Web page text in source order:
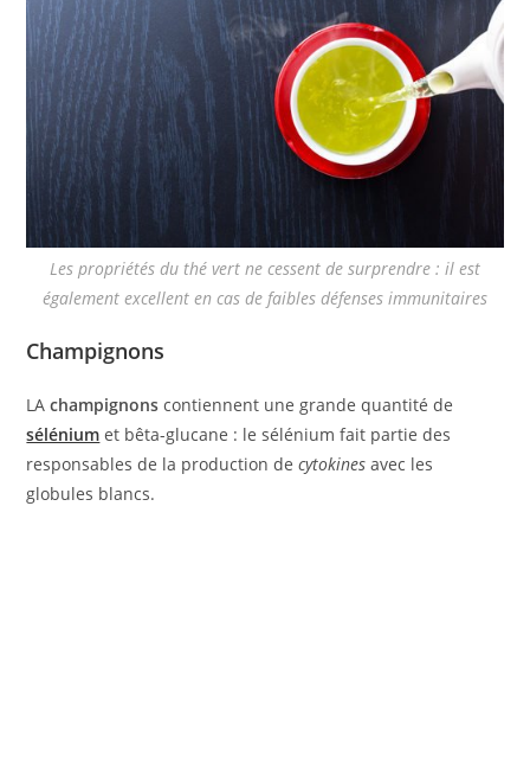
Les propriétés du thé vert ne cessent de surprendre : il est
également excellent en cas de faibles défenses immunitaires
Champignons
LA champignonscontiennent une grande quantité de
sélénium et bêta-glucane : le sélénium fait partie des
responsables de la production decytokines avec les
globules blancs.